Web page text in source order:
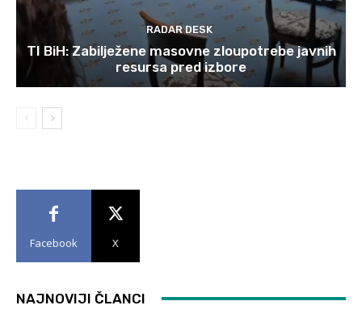
RADAR DESK
TI BiH: Zabilježene masovne zloupotrebe javnih
resursa pred izbore
Facebook X
NAJNOVIJI ČLANCI